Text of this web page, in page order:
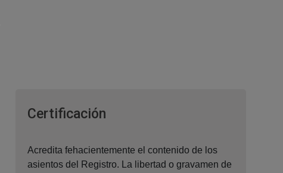
Certificación
Acredita fehacientemente el contenido de los
asientos del Registro. La libertad o gravamen de